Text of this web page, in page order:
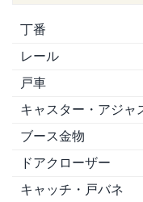
丁番
レール
戸車
キャスター・アジャ
ブース金物
ドアクローザー
キャッチ・戸バネ